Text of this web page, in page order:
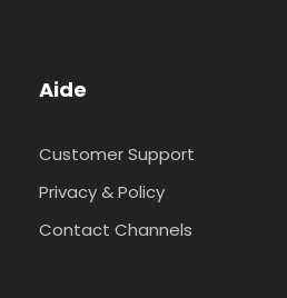
Aide
Customer Support
Privacy & Policy
Contact Channels